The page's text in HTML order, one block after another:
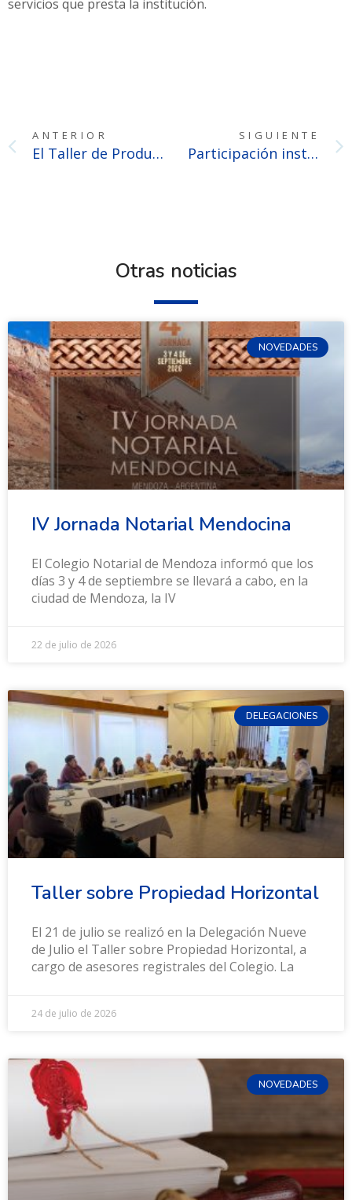
servicios que presta la institución.
ANTERIOR
El Taller de Producción Gráfica recibió el Certificado de Aptitud Ambiental otorgado por la Municipalidad de La Plata
SIGUIENTE
Participación institucional en la Primera Jornada Notarial tucumana
Otras noticias
NOVEDADES
IV Jornada Notarial Mendocina
El Colegio Notarial de Mendoza informó que los
días 3 y 4 de septiembre se llevará a cabo, en la
ciudad de Mendoza, la IV
22 de julio de 2026
DELEGACIONES
Taller sobre Propiedad Horizontal
El 21 de julio se realizó en la Delegación Nueve
de Julio el Taller sobre Propiedad Horizontal, a
cargo de asesores registrales del Colegio. La
24 de julio de 2026
NOVEDADES